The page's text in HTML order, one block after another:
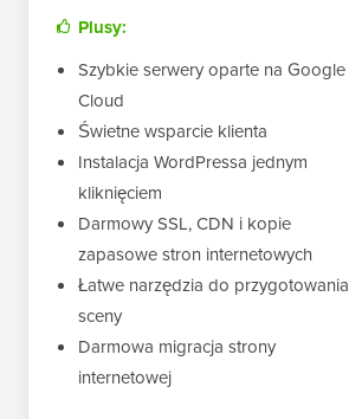
Plusy:
Szybkie serwery oparte na Google
Cloud
Świetne wsparcie klienta
Instalacja WordPressa jednym
kliknięciem
Darmowy SSL, CDN i kopie
zapasowe stron internetowych
Łatwe narzędzia do przygotowania
sceny
Darmowa migracja strony
internetowej